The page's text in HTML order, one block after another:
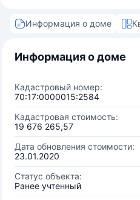
Информация о доме
Информация о доме
Кадастровый номер:
70:17:0000015:2584
Кадастровая стоимость:
19 676 265,57
Дата обновления стоимости:
23.01.2020
Статус объекта:
Ранее учтенный